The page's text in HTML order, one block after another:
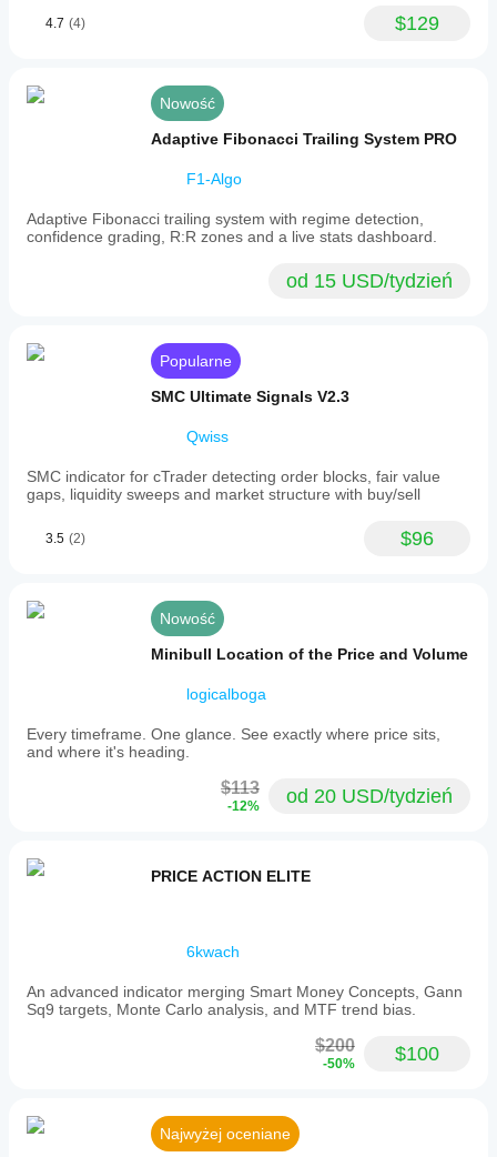
checks
during
busy
4.7 (4) $129
Nowość
Adaptive Fibonacci Trailing System PRO
F1-Algo
Adaptive Fibonacci trailing system with regime detection,
confidence grading, R:R zones and a live stats dashboard.
od 15 USD/tydzień
Popularne
SMC Ultimate Signals V2.3
Qwiss
SMC indicator for cTrader detecting order blocks, fair value
gaps, liquidity sweeps and market structure with buy/sell
3.5 (2) $96
Nowość
Minibull Location of the Price and Volume
logicalboga
Every timeframe. One glance. See exactly where price sits,
and where it's heading.
$113
-12% od 20 USD/tydzień
PRICE ACTION ELITE
6kwach
An advanced indicator merging Smart Money Concepts, Gann
Sq9 targets, Monte Carlo analysis, and MTF trend bias.
$200
-50% $100
Najwyżej oceniane